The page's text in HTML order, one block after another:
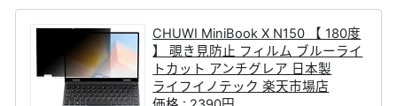
CHUWI MiniBook X N150 【 180度
】 覗き見防止 フィルム ブルーライ
トカット アンチグレア 日本製
ライフイノテック 楽天市場店